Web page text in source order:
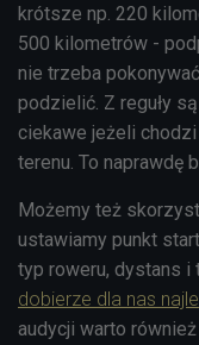
krótsze np. 220
500 kilometrów -
nie trzeba
podzielić. Z reguły
ciekawe jeżeli
terenu. To naprawdę
Możemy też
ustawiamy punkt
typ roweru, dystans i
dobierze dla nas
audycji warto